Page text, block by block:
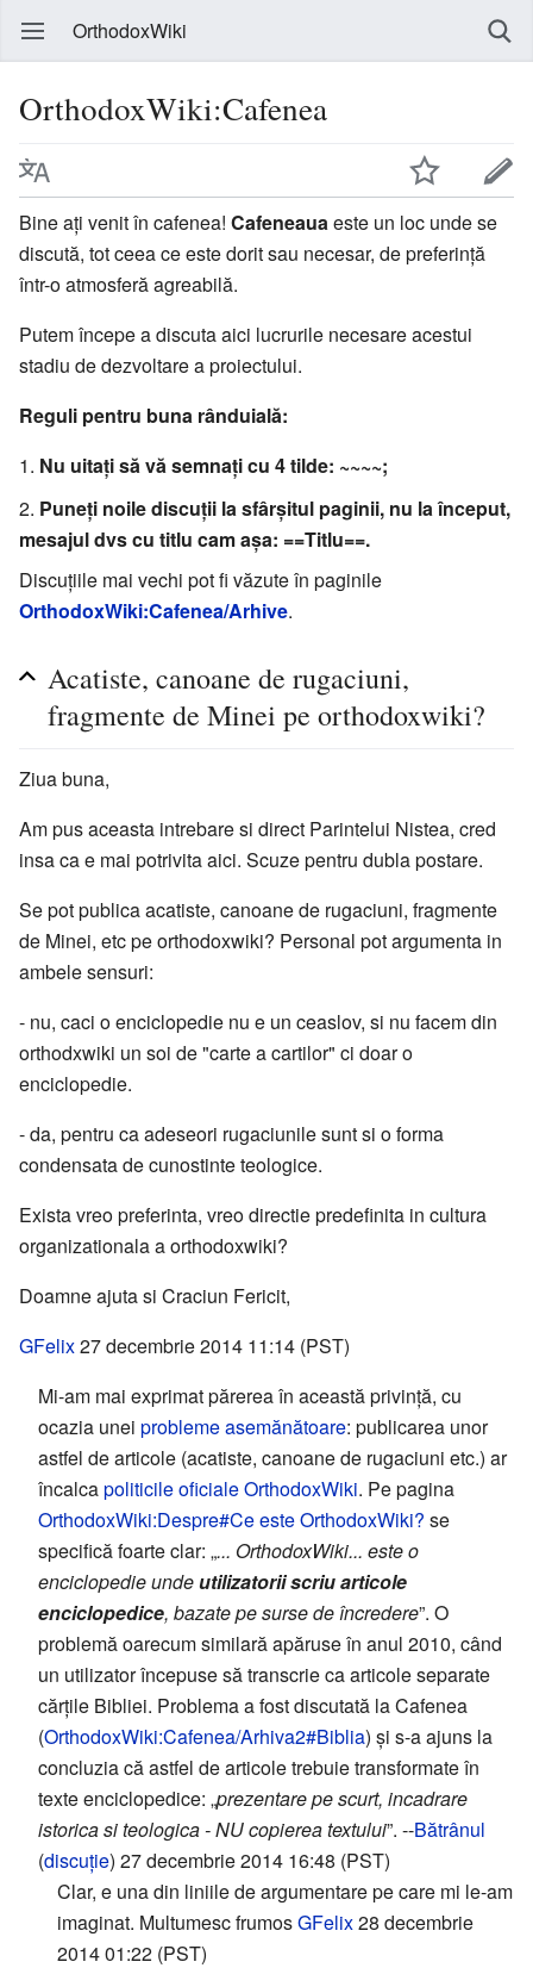
OrthodoxWiki
OrthodoxWiki:Cafenea
Bine ați venit în cafenea! Cafeneaua este un loc unde se
discută, tot ceea ce este dorit sau necesar, de preferință
într-o atmosferă agreabilă.
Putem începe a discuta aici lucrurile necesare acestui
stadiu de dezvoltare a proiectului.
Reguli pentru buna rânduială:
Nu uitați să vă semnați cu 4 tilde: ~~~~;
Puneți noile discuții la sfârșitul paginii, nu la început,
mesajul dvs cu titlu cam așa: ==Titlu==.
Discuțiile mai vechi pot fi văzute în paginile
OrthodoxWiki:Cafenea/Arhive.
Acatiste, canoane de rugaciuni,
fragmente de Minei pe orthodoxwiki?
Ziua buna,
Am pus aceasta intrebare si direct Parintelui Nistea, cred
insa ca e mai potrivita aici. Scuze pentru dubla postare.
Se pot publica acatiste, canoane de rugaciuni, fragmente
de Minei, etc pe orthodoxwiki? Personal pot argumenta in
ambele sensuri:
- nu, caci o enciclopedie nu e un ceaslov, si nu facem din
orthodxwiki un soi de "carte a cartilor" ci doar o
enciclopedie.
- da, pentru ca adeseori rugaciunile sunt si o forma
condensata de cunostinte teologice.
Exista vreo preferinta, vreo directie predefinita in cultura
organizationala a orthodoxwiki?
Doamne ajuta si Craciun Fericit,
GFelix27 decembrie 2014 11:14 (PST)
Mi-am mai exprimat părerea în această privință, cu
ocazia unei probleme asemănătoare: publicarea unor
astfel de articole (acatiste, canoane de rugaciuni etc.) ar
încalcapoliticile oficiale OrthodoxWiki. Pe pagina
OrthodoxWiki:Despre#Ce este OrthodoxWiki? se
specifică foarte clar: „... OrthodoxWiki... este o
enciclopedie undeutilizatorii scriu articole
enciclopedice, bazate pe surse de încredere”. O
problemă oarecum similară apăruse în anul 2010, când
un utilizator începuse să transcrie ca articole separate
cărţile Bibliei. Problema a fost discutată la Cafenea
(OrthodoxWiki:Cafenea/Arhiva2#Biblia) și s-a ajuns la
concluzia că astfel de articole trebuie transformate în
texte enciclopedice: „prezentare pe scurt, incadrare
istorica si teologica - NU copierea textului”. --Bătrânul
(discuție) 27 decembrie 2014 16:48 (PST)
Clar, e una din liniile de argumentare pe care mi le-am
imaginat. Multumesc frumosGFelix28 decembrie
2014 01:22 (PST)